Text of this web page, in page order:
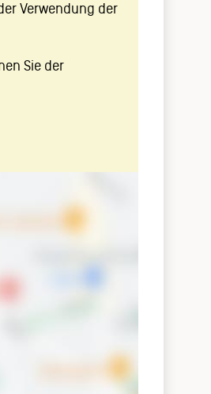
Verwendung der
Sie der